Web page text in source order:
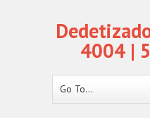
4004 |
Go To...